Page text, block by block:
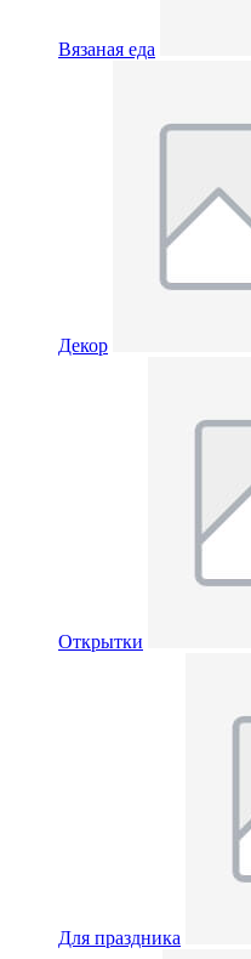
Вязаная еда
Декор
Открытки
Для праздника